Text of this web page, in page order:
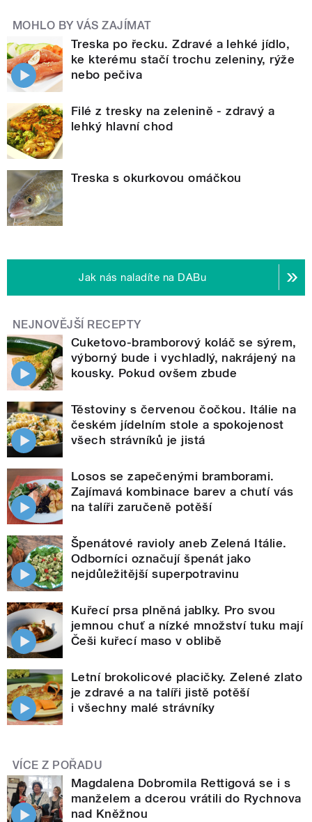
MOHLO BY VÁS ZAJÍMAT
Treska po řecku. Zdravé a lehké jídlo,
ke kterému stačí trochu zeleniny, rýže
nebo pečiva
Filé z tresky na zelenině - zdravý a
lehký hlavní chod
Treska s okurkovou omáčkou
Jak nás naladíte na DABu
NEJNOVĚJŠÍ RECEPTY
Cuketovo-bramborový koláč se sýrem,
výborný bude i vychladlý, nakrájený na
kousky. Pokud ovšem zbude
Těstoviny s červenou čočkou. Itálie na
českém jídelním stole a spokojenost
všech strávníků je jistá
Losos se zapečenými bramborami.
Zajímavá kombinace barev a chutí vás
na talíři zaručeně potěší
Špenátové ravioly aneb Zelená Itálie.
Odborníci označují špenát jako
nejdůležitější superpotravinu
Kuřecí prsa plněná jablky. Pro svou
jemnou chuť a nízké množství tuku mají
Češi kuřecí maso v oblibě
Letní brokolicové placičky. Zelené zlato
je zdravé a na talíři jistě potěší
i všechny malé strávníky
VÍCE Z POŘADU
Magdalena Dobromila Rettigová se i s
manželem a dcerou vrátili do Rychnova
nad Kněžnou